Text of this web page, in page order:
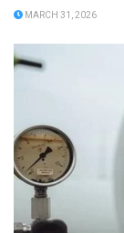
MARCH 31, 2026